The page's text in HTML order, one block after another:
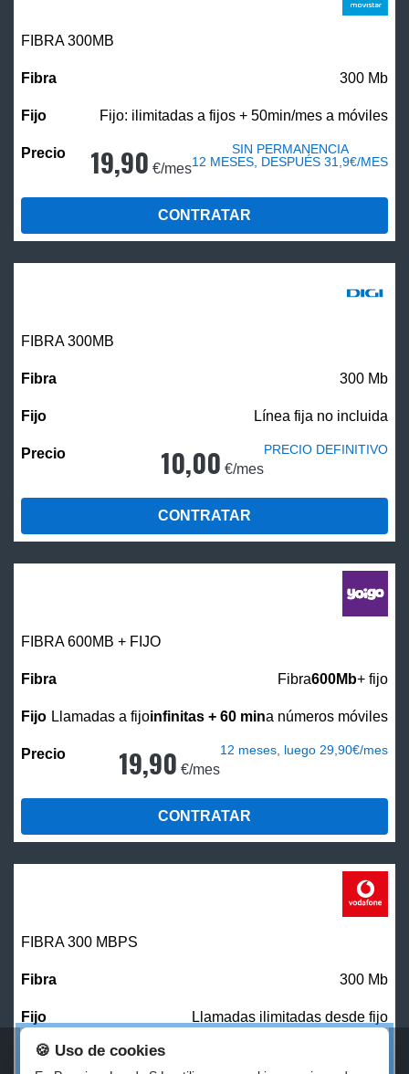
FIBRA 300MB
300 Mb
Fijo: ilimitadas a fijos + 50min/mes a móviles
19,90 €/mes
SIN PERMANENCIA
12 MESES, DESPUÉS 31,9€/MES
CONTRATAR
FIBRA 300MB
300 Mb
Línea fija no incluida
10,00 €/mes
PRECIO DEFINITIVO
CONTRATAR
FIBRA 600MB + FIJO
Fibra600Mb+ fijo
Llamadas a fijoinfinitas + 60 mina números móviles
19,90 €/mes
12 meses, luego 29,90€/mes
CONTRATAR
FIBRA 300 MBPS
300 Mb
Llamadas ilimitadas desde fijo
27,00 €/mes
🍪 Uso de cookies